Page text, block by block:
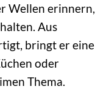
Wellen erinnern,
Aus
bringt er eine
oder
Thema.